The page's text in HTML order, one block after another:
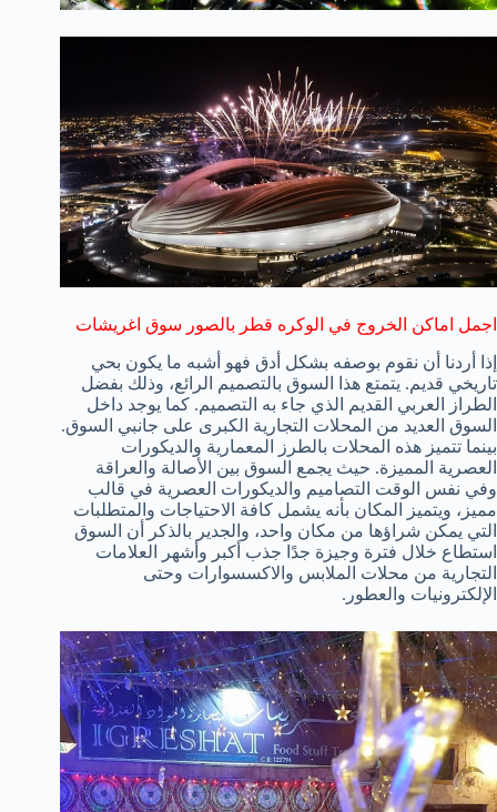
اجمل اماكن الخروج في الوكره قطر بالصور سوق اغريشات
إذا أردنا أن نقوم بوصفه بشكل أدق فهو أشبه ما يكون بحي
تاريخي قديم. يتمتع هذا السوق بالتصميم الرائع، وذلك بفضل
الطراز العربي القديم الذي جاء به التصميم. كما يوجد داخل
السوق العديد من المحلات التجارية الكبرى على جانبي السوق.
بينما تتميز هذه المحلات بالطرز المعمارية والديكورات
العصرية المميزة. حيث يجمع السوق بين الأصالة والعراقة
وفي نفس الوقت التصاميم والديكورات العصرية في قالب
مميز، ويتميز المكان بأنه يشمل كافة الاحتياجات والمتطلبات
التي يمكن شراؤها من مكان واحد، والجدير بالذكر أن السوق
استطاع خلال فترة وجيزة جدًا جذب أكبر وأشهر العلامات
التجارية من محلات الملابس والاكسسوارات وحتى
الإلكترونيات والعطور.